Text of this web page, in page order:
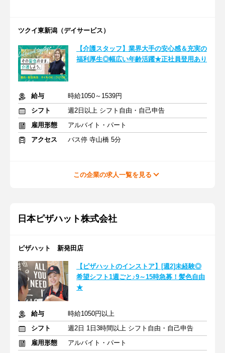
ツクイ東新潟（デイサービス）
【介護スタッフ】業界大手の安心感＆充実の
福利厚生◎幅広い年齢活躍★正社員登用あり
給与
時給1050～1539円
シフト
週2日以上 シフト自由・自己申告
雇用形態
アルバイト・パート
アクセス
バス停 寺山橋 5分
この企業の求人一覧を見る
日本ピザハット株式会社
ピザハット 新発田店
【ピザハットのインストア】[週2]未経験◎
希望シフト1週ごと♪9～15時急募！髪色自由
★
給与
時給1050円以上
シフト
週2日 1日3時間以上 シフト自由・自己申告
雇用形態
アルバイト・パート